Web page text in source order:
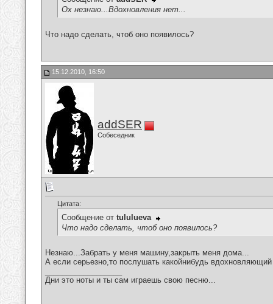
Ох незнаю...Вдохновления нет...
Что надо сделать, чтоб оно появилось?
15.12.2010, 16:50
addSER
Собеседник
Цитата:
Сообщение от tululueva
Что надо сделать, чтоб оно появилось?
Незнаю...Забрать у меня машину,закрыть меня дома...
А если серьезно,то послушать какойнибудь вдохновляющий
Дни это ноты и ты сам играешь свою песню...